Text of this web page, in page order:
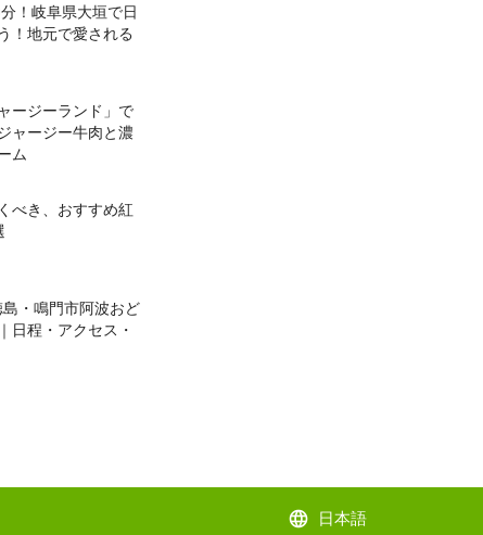
！岐阜県大垣で日
！地元で愛される
ージーランド」で
ャージー牛肉と濃
ム
べき、おすすめ紅
島・鳴門市阿波おど
日程・アクセス・
language 日本語